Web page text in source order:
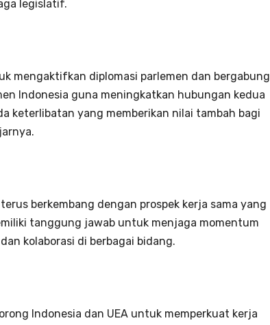
legislatif.
mengaktifkan diplomasi parlemen dan bergabung
Indonesia guna meningkatkan hubungan kedua
keterlibatan yang memberikan nilai tambah bagi
berkembang dengan prospek kerja sama yang
tanggung jawab untuk menjaga momentum
kolaborasi di berbagai bidang.
Indonesia dan UEA untuk memperkuat kerja